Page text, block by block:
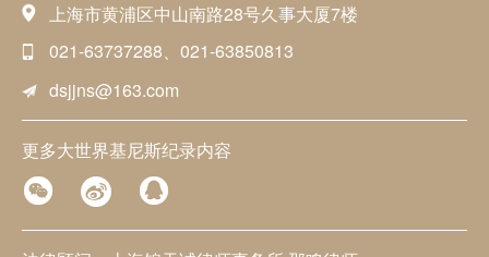
上海市黄浦区中山南路28号久事大厦7楼
021-63737288、021-63850813
dsjjns@163.com
更多大世界基尼斯纪录内容